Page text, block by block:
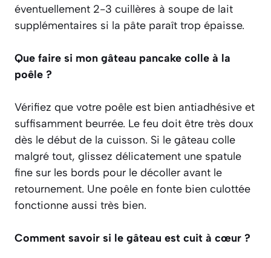
éventuellement 2-3 cuillères à soupe de lait
supplémentaires si la pâte paraît trop épaisse.
Que faire si mon gâteau pancake colle à la
poêle ?
Vérifiez que votre poêle est bien antiadhésive et
suffisamment beurrée. Le feu doit être très doux
dès le début de la cuisson. Si le gâteau colle
malgré tout, glissez délicatement une spatule
fine sur les bords pour le décoller avant le
retournement. Une poêle en fonte bien culottée
fonctionne aussi très bien.
Comment savoir si le gâteau est cuit à cœur ?